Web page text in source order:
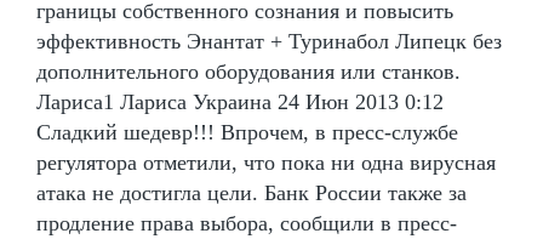
границы собственного сознания и повысить
эффективность Энантат + Туринабол Липецк без
дополнительного оборудования или станков.
Лариса1 Лариса Украина 24 Июн 2013 0:12
Сладкий шедевр!!! Впрочем, в пресс-службе
регулятора отметили, что пока ни одна вирусная
атака не достигла цели. Банк России также за
продление права выбора, сообщили в пресс-